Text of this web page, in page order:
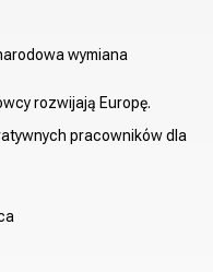
wymiana
rozwijają Europę.
pracowników dla